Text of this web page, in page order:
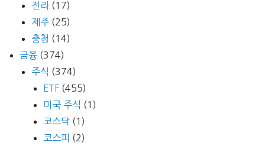
전라(17)
제주 (25)
충청 (14)
금융 (374)
주식 (374)
ETF (455)
미국 주식 (1)
코스닥 (1)
코스피 (2)